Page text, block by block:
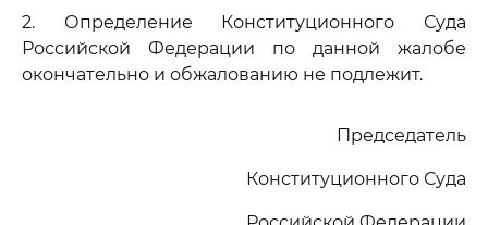
2. Определение Конституционного Суда
Российской Федерации по данной жалобе
окончательно и обжалованию не подлежит.
Председатель
Конституционного Суда